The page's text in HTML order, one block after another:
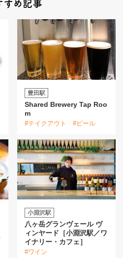
すめ記事
豊田駅
Shared Brewery Tap Roo
m
#テイクアウト #ビール
小淵沢駅
八ヶ岳グランヴェール ヴ
ィンヤード［小淵沢駅／ワ
イナリー・カフェ］
#ワイン